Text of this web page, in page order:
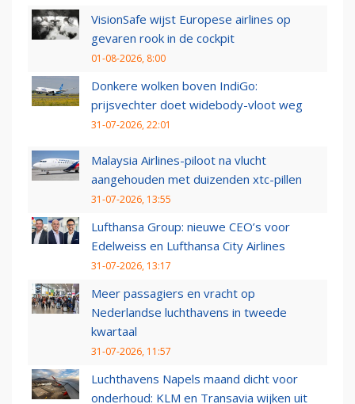
VisionSafe wijst Europese airlines op
gevaren rook in de cockpit
01-08-2026, 8:00
Donkere wolken boven IndiGo:
prijsvechter doet widebody-vloot weg
31-07-2026, 22:01
Malaysia Airlines-piloot na vlucht
aangehouden met duizenden xtc-pillen
31-07-2026, 13:55
Lufthansa Group: nieuwe CEO’s voor
Edelweiss en Lufthansa City Airlines
31-07-2026, 13:17
Meer passagiers en vracht op
Nederlandse luchthavens in tweede
kwartaal
31-07-2026, 11:57
Luchthavens Napels maand dicht voor
onderhoud: KLM en Transavia wijken uit